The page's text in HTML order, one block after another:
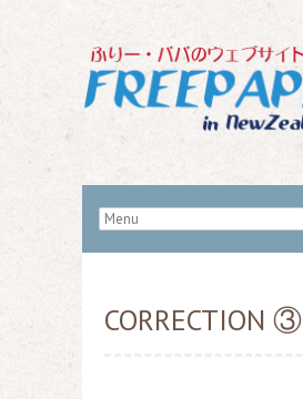
CORRECTION ③